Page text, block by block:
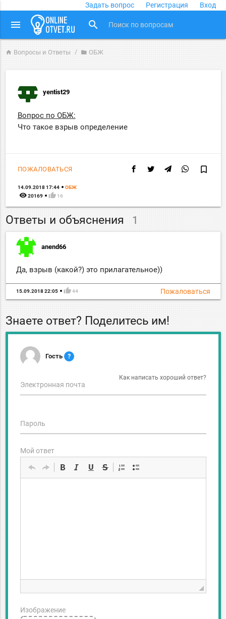
Задать вопрос Регистрация Вход
menu search
home Вопросы и Ответы folder ОБЖ
yentist29
Вопрос по ОБЖ:
Что такое взрыв определение
ПОЖАЛОВАТЬСЯ bookmark_border
14.09.2018 17:44 ОБЖ
remove_red_eye 20169 thumb_up 16
Ответы и объяснения 1
anend66
Да, взрыв (какой?) это прилагательное))
Пожаловаться
15.09.2018 22:05 thumb_up 44
Знаете ответ? Поделитесь им!
Гость ?
Как написать хороший ответ?
Электронная почта
Пароль
Мой ответ
Изображение